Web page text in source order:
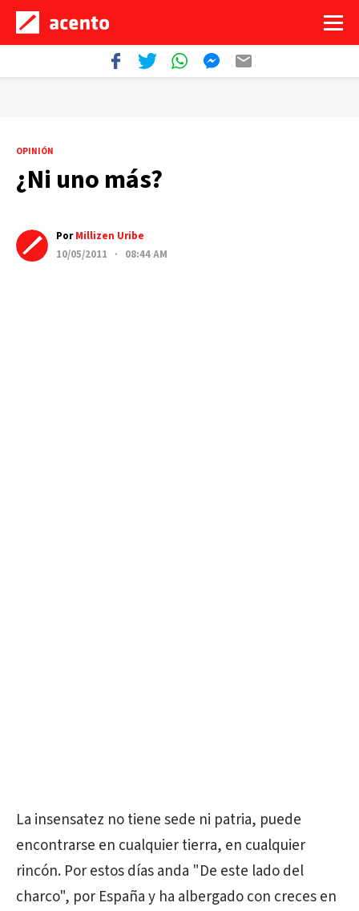
OPINIÓN
¿Ni uno más?
PorMillizen Uribe
10/05/2011 · 08:44 AM
La insensatez no tiene sede ni patria, puede
encontrarse en cualquier tierra, en cualquier
rincón. Por estos días anda "De este lado del
charco", por España y ha albergado con creces en